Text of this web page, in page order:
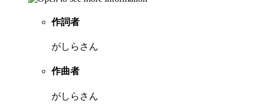
作詞者
がしらさん
作曲者
がしらさん